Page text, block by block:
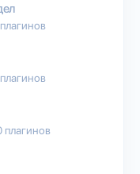
плагинов